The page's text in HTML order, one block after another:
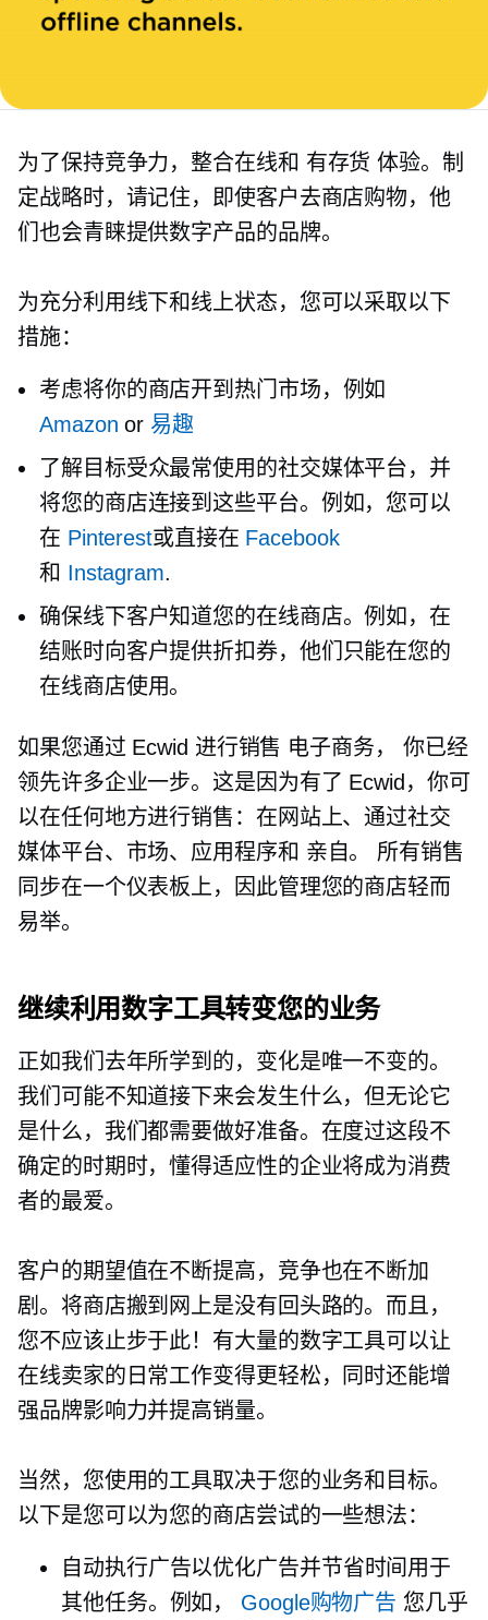
为了保持竞争力，整合在线和 有存货 体验。制
定战略时，请记住，即使客户去商店购物，他
们也会青睐提供数字产品的品牌。
为充分利用线下和线上状态，您可以采取以下
措施：
考虑将你的商店开到热门市场，例如
Amazon or 易趣
了解目标受众最常使用的社交媒体平台，并
将您的商店连接到这些平台。例如，您可以
在 Pinterest或直接在 Facebook
和 Instagram.
确保线下客户知道您的在线商店。例如，在
结账时向客户提供折扣券，他们只能在您的
在线商店使用。
如果您通过 Ecwid 进行销售 电子商务，
你已经
领先许多企业一步。这是因为有了 Ecwid，你可
以在任何地方进行销售：在网站上、通过社交
媒体平台、市场、应用程序和 亲自。
所有销售
同步在一个仪表板上，因此管理您的商店轻而
易举。
继续利用数字工具转变您的业务
正如我们去年所学到的，变化是唯一不变的。
我们可能不知道接下来会发生什么，但无论它
是什么，我们都需要做好准备。在度过这段不
确定的时期时，懂得适应性的企业将成为消费
者的最爱。
客户的期望值在不断提高，竞争也在不断加
剧。将商店搬到网上是没有回头路的。而且，
您不应该止步于此！有大量的数字工具可以让
在线卖家的日常工作变得更轻松，同时还能增
强品牌影响力并提高销量。
当然，您使用的工具取决于您的业务和目标。
以下是您可以为您的商店尝试的一些想法：
自动执行广告以优化广告并节省时间用于
其他任务。例如， Google购物广告 您几乎